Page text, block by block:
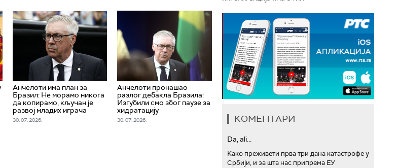
Aнчелоти има план за
Бразил: Не морамо никога
да копирамо, кључан је
развој младих играча
30. 07. 2026.
Анчелоти пронашао
разлог дебакла Бразила:
Изгубили смо због паузе за
хидратацију
30. 07. 2026. КОМЕНТАРИ
Da, ali...
Како преживети прва три дана катастрофе у
Србији, и за шта нас припрема ЕУ